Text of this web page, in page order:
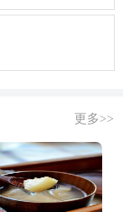
更多>>